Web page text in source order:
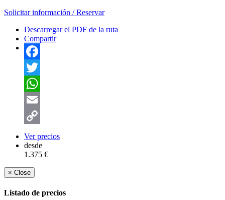
Solicitar información / Reservar
Descarregar el PDF de la ruta
Compartir
Facebook
Twitter
WhatsApp
Email
Copy
Link
Ver precios
desde
1.375 €
× Close
Listado de precios